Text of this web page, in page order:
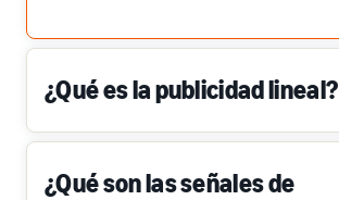
¿Qué es la publicidad lineal?
¿Qué son las señales de